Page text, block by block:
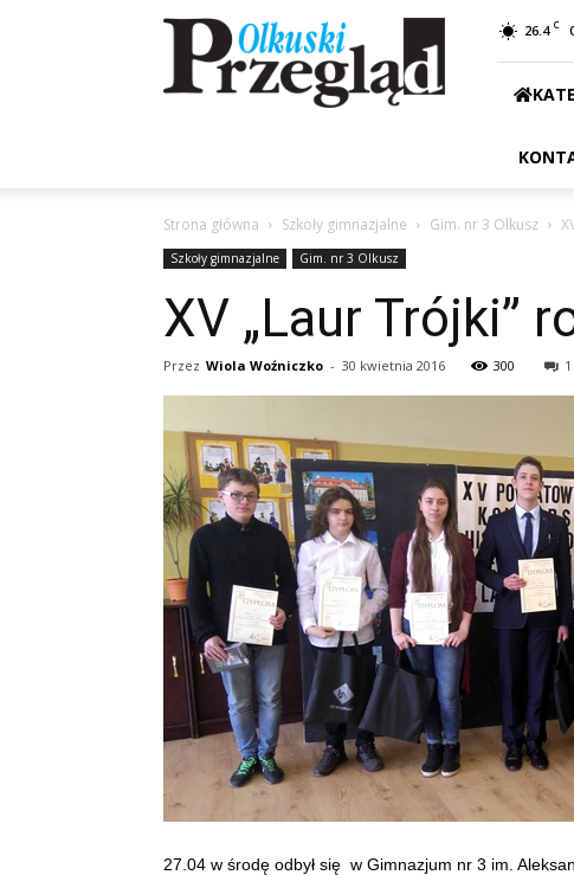
Przegląd
Olkuski
26.4 C
Strona główna Szkoły gimnazjalne Gim. nr 3 Olkusz
Szkoły gimnazjalne Gim. nr 3 Olkusz
XV „Laur Trójki”
Przez Wiola Woźniczko - 30 kwietnia 2016 300 1
27.04 w środę odbył się w Gimnazjum nr 3 im.